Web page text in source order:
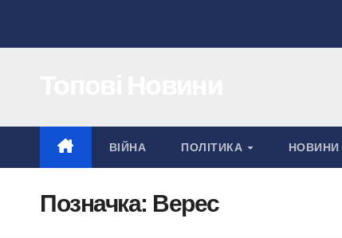
ВІЙНА ПОЛІТИКА НОВИНИ
Позначка: Верес